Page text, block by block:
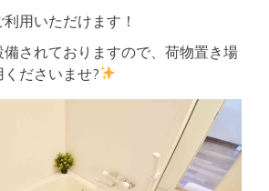
用いただけます！
されておりますので、荷物置き場
ださいませ?